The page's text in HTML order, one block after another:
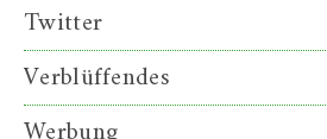
Twitter
Verblüffendes